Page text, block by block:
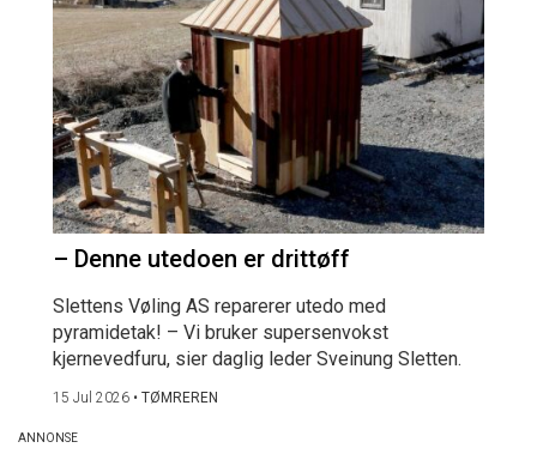
– Denne utedoen er drittøff
Slettens Vøling AS reparerer utedo med
pyramidetak! – Vi bruker supersenvokst
kjernevedfuru, sier daglig leder Sveinung Sletten.
15 Jul 2026 • TØMREREN